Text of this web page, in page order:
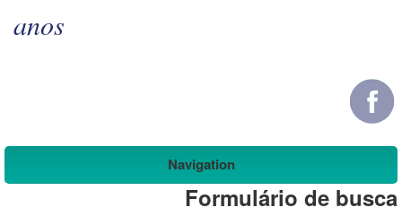
anos
Navigation
Formulário de busca